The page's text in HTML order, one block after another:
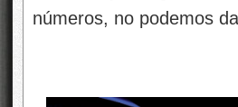
números, no podemos